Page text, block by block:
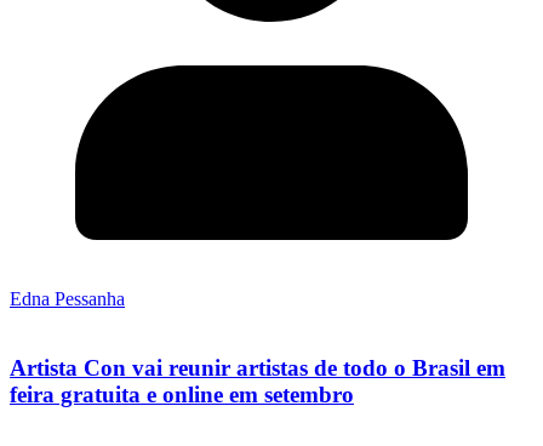
Edna Pessanha
Artista Con vai reunir artistas de todo o Brasil em
feira gratuita e online em setembro